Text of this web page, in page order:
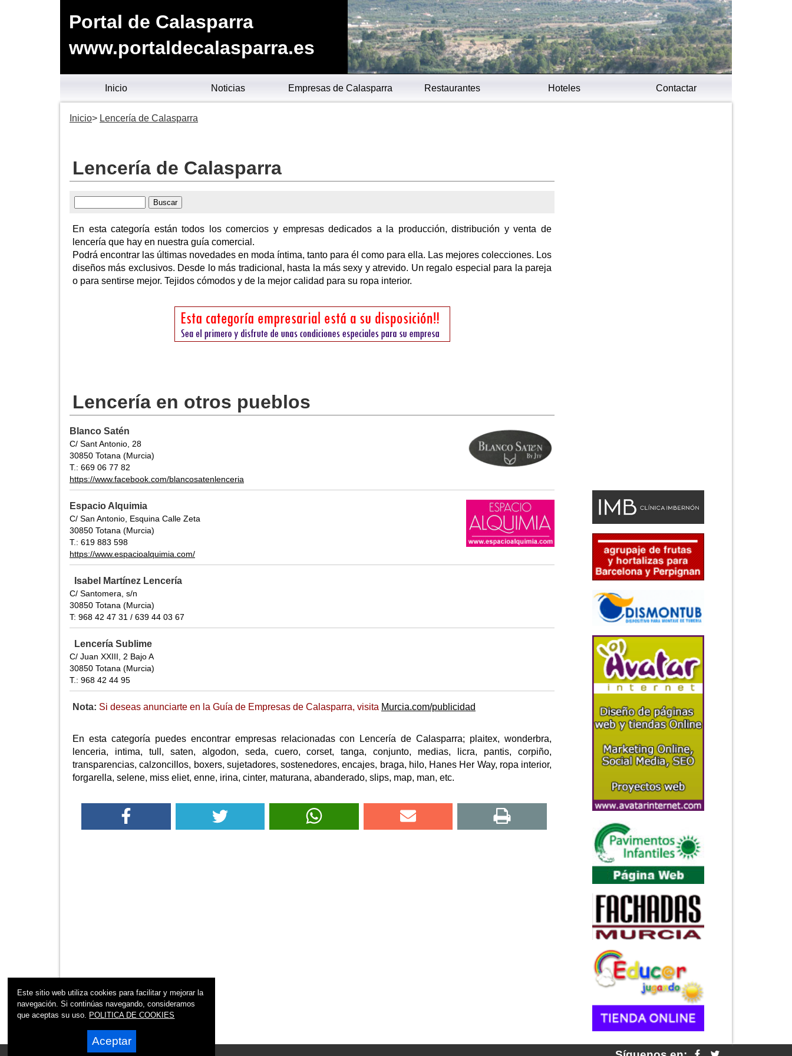
Portal de Calasparra
www.portaldecalasparra.es
Inicio Noticias Empresas de Calasparra Restaurantes Hoteles Contactar
Inicio Lencería de Calasparra
Lencería de Calasparra
En esta categoría están todos los comercios y empresas dedicados a la producción, distribución y venta de
lencería que hay en nuestra guía comercial.
Podrá encontrar las últimas novedades en moda íntima, tanto para él como para ella. Las mejores colecciones. Los
diseños más exclusivos. Desde lo más tradicional, hasta la más sexy y atrevido. Un regalo especial para la pareja
o para sentirse mejor. Tejidos cómodos y de la mejor calidad para su ropa interior.
Lencería en otros pueblos
Blanco Satén
C/ Sant Antonio, 28
30850 Totana (Murcia)
T.: 669 06 77 82
https://www.facebook.com/blancosatenlenceria
Espacio Alquimia
C/ San Antonio, Esquina Calle Zeta
30850 Totana (Murcia)
T.: 619 883 598
https://www.espacioalquimia.com/
Isabel Martínez Lencería
C/ Santomera, s/n
30850 Totana (Murcia)
T: 968 42 47 31 / 639 44 03 67
Lencería Sublime
C/ Juan XXIII, 2 Bajo A
30850 Totana (Murcia)
T.: 968 42 44 95
Nota: Si deseas anunciarte en la Guía de Empresas de Calasparra, visita Murcia.com/publicidad
En esta categoría puedes encontrar empresas relacionadas con Lencería de Calasparra; plaitex, wonderbra,
lenceria, intima, tull, saten, algodon, seda, cuero, corset, tanga, conjunto, medias, licra, pantis, corpiño,
transparencias, calzoncillos, boxers, sujetadores, sostenedores, encajes, braga, hilo, Hanes Her Way, ropa interior,
forgarella, selene, miss eliet, enne, irina, cinter, maturana, abanderado, slips, map, man, etc.
Este sitio web utiliza cookies para facilitar y mejorar la
navegación. Si continúas navegando, consideramos
que aceptas su uso. POLITICA DE COOKIES
Aceptar